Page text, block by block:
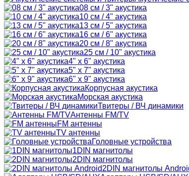
08 см / 3" акустика
10 см / 4" акустика
13 см / 5" акустика
16 см / 6" акустика
20 см / 8" акустика
25 см / 10" акустика
4" x 6" акустика
5" x 7" акустика
6" x 9" акустика
Корпусная акустика
Морская акустика
Твитеры / ВЧ динамики
Антенны FM/TV
FM антенны
TV антенны
Головные устройства
1DIN магнитолы
2DIN магнитолы
2DIN магнитолы